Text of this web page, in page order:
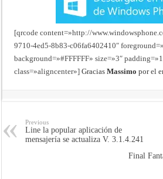
[qrcode content=»http://
9710-4ed5-8b83-c06fa6402410″
background=»#FFFFFF» size=»3″
class=»aligncenter»] GraciasMassimo por el
Previous
Line la popular aplicación de
mensajería se actualiza V. 3.1.4.241
Final